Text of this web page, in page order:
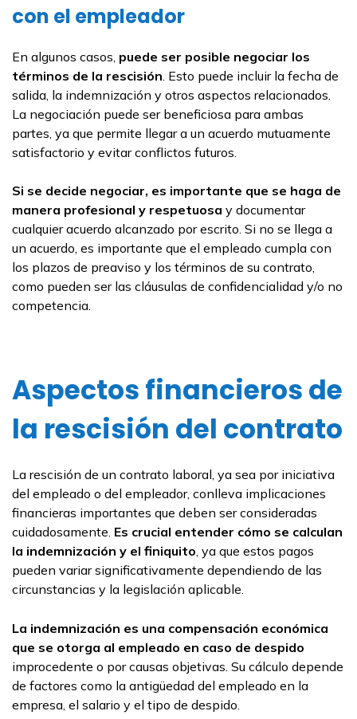
con el empleador
En algunos casos, puede ser posible negociar los
términos de la rescisión. Esto puede incluir la fecha de
salida, la indemnización y otros aspectos relacionados.
La negociación puede ser beneficiosa para ambas
partes, ya que permite llegar a un acuerdo mutuamente
satisfactorio y evitar conflictos futuros.
Si se decide negociar, es importante que se haga de
manera profesional y respetuosa y documentar
cualquier acuerdo alcanzado por escrito. Si no se llega a
un acuerdo, es importante que el empleado cumpla con
los plazos de preaviso y los términos de su contrato,
como pueden ser las cláusulas de confidencialidad y/o no
competencia.
Aspectos financieros de
la rescisión del contrato
La rescisión de un contrato laboral, ya sea por iniciativa
del empleado o del empleador, conlleva implicaciones
financieras importantes que deben ser consideradas
cuidadosamente. Es crucial entender cómo se calculan
la indemnización y el finiquito, ya que estos pagos
pueden variar significativamente dependiendo de las
circunstancias y la legislación aplicable.
La indemnización es una compensación económica
que se otorga al empleado en caso de despido
improcedente o por causas objetivas. Su cálculo depende
de factores como la antigüedad del empleado en la
empresa, el salario y el tipo de despido.